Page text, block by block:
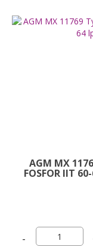
AGM MX
FOSFOR IIT
-